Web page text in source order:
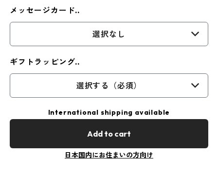
メッセージカード..
選択なし
ギフトラッピング..
選択する（必須）
International shipping available
Add to cart
日本国内にお住まいの方向け